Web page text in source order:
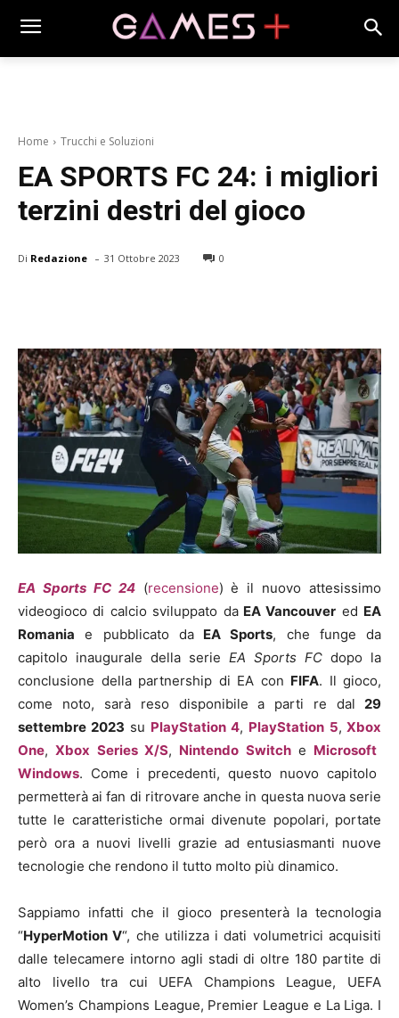
Home Trucchi e Soluzioni
EA SPORTS FC 24: i migliori
terzini destri del gioco
Di Redazione - 31 Ottobre 2023 0
EA Sports FC 24(recensione) è il nuovo attesissimo
videogioco di calcio sviluppato daEA Vancouver ed EA
Romania e pubblicato daEA Sports, che funge da
capitolo inaugurale della serie EA Sports FC dopo la
conclusione della partnership di EA con FIFA. Il gioco,
come noto, sarà reso disponibile a parti re dal 29
settembre 2023 su PlayStation 4, PlayStation 5, Xbox
One, Xbox Series X/S, Nintendo Switch e Microsoft
Windows. Come i precedenti, questo nuovo capitolo
permetterà ai fan di ritrovare anche in questa nuova serie
tutte le caratteristiche ormai divenute popolari, portate
però ora a nuovi livelli grazie ad entusiasmanti nuove
tecnologie che rendono il tutto molto più dinamico.
Sappiamo infatti che il gioco presenterà la tecnologia
“HyperMotion V“, che utilizza i dati volumetrici acquisiti
dalle telecamere intorno agli stadi di oltre 180 partite di
alto livello tra cui UEFA Champions League, UEFA
Women’s Champions League, Premier League e La Liga. I